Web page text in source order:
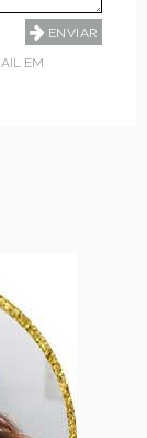
EM